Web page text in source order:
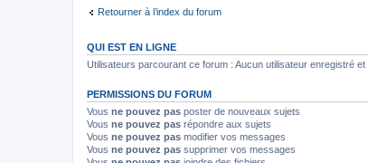
Retourner à l’index du forum
QUI EST EN LIGNE
Utilisateurs parcourant ce forum : Aucun utilisateur enregistré et
PERMISSIONS DU FORUM
Vous ne pouvez pas poster de nouveaux sujets
Vous ne pouvez pas répondre aux sujets
Vous ne pouvez pas modifier vos messages
Vous ne pouvez pas supprimer vos messages